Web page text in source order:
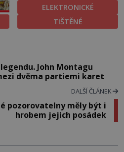
ELEKTRONICKÉ
TIŠTĚNÉ
John Montagu
dvěma partiemi karet
DALŠÍ ČLÁNEK
pozorovatelny měly být i
hrobem jejich posádek